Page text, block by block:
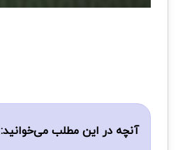
آنچه در این مطلب می‌خوانید: